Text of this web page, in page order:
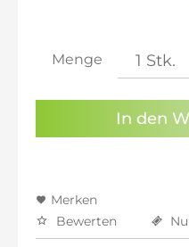
Sie haben die
Kenntnis genommen.
inkl. 21% MwSt.: 316,23 €
inkl. 22% MwSt.: 318,84
Menge
In den
Merken
Bewerten